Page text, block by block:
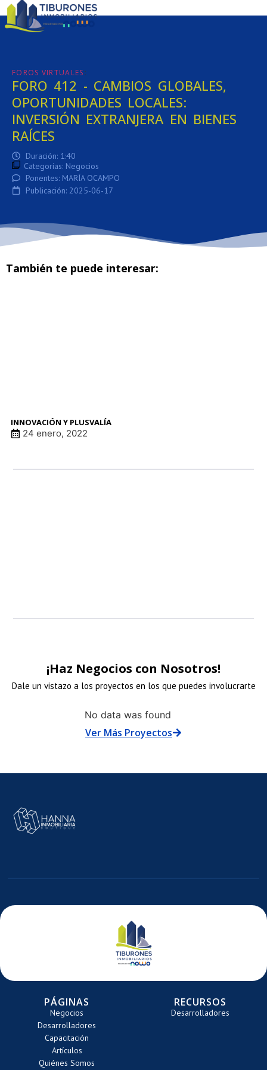
FOROS VIRTUALES:
FORO 412 - CAMBIOS GLOBALES,
OPORTUNIDADES LOCALES:
INVERSIÓN EXTRANJERA EN BIENES
RAÍCES
Duración: 1:40
Categorías: Negocios
Ponentes: MARÍA OCAMPO
Publicación: 2025-06-17
También te puede interesar:
INNOVACIÓN Y PLUSVALÍA
24 enero, 2022
¡Haz Negocios con Nosotros!
Dale un vistazo a los proyectos en los que puedes involucrarte
No data was found
Ver Más Proyectos
PÁGINAS
Negocios
Desarrolladores
Capacitación
Artículos
Quiénes Somos
RECURSOS
Desarrolladores